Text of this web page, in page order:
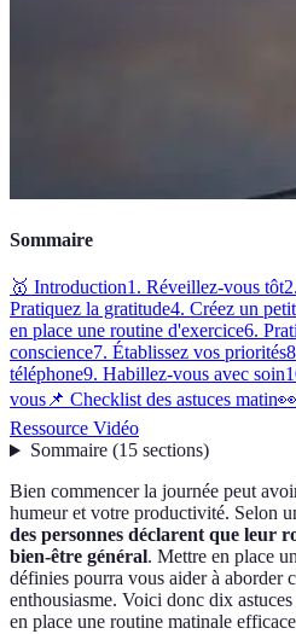
Sommaire
🥇 Introduction1. Réveillez-vous tôt
Pratiquez la gratitude4. Créez un
en place une routine d'exercice6.
conscience7. Établissez vos priorités
téléphone9. Habillez-vous avec soin
vous📌 Checklist des astuces matin
Ressource Vidéo
Sommaire(15 sections)
Bien commencer la journée peut
humeur et votre productivité. Selon
des personnes déclarent que leur
bien-être général. Mettre en place
définies pourra vous aider à aborder
enthousiasme. Voici donc dix
en place une routine matinale